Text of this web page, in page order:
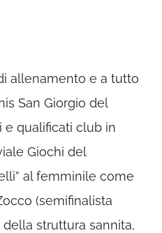
allenamento e a tutto
San Giorgio del
e qualificati club in
Giochi del
al femminile come
(semifinalista
struttura sannita,